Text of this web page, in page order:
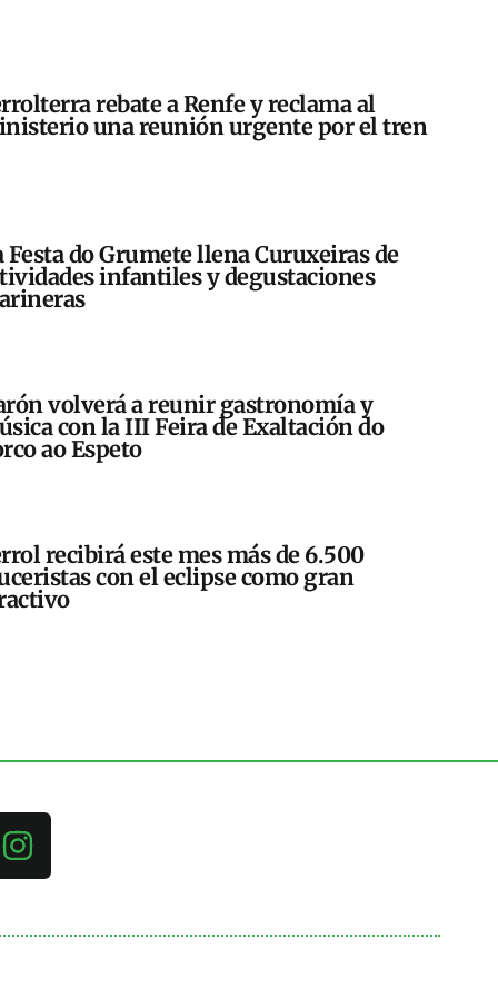
rebate a Renfe y reclama al
una reunión urgente por el tren
Festa do Grumete llena Curuxeiras de
infantiles y degustaciones
volverá a reunir gastronomía y
con la III Feira de Exaltación do
ao Espeto
recibirá este mes más de 6.500
con el eclipse como gran